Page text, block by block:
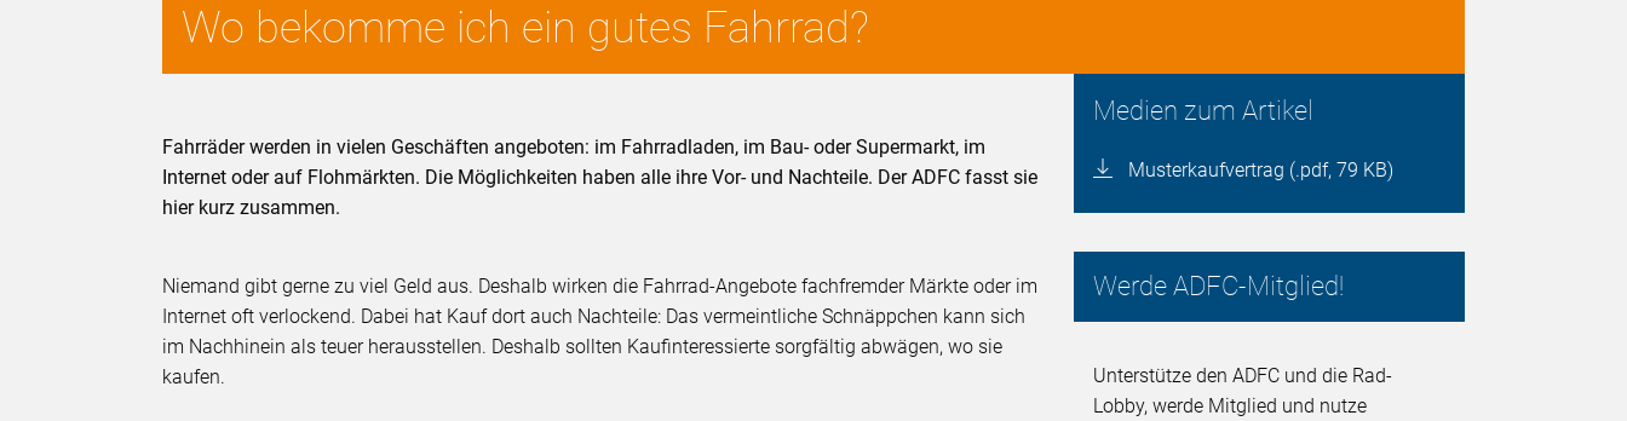
Wo bekomme ich ein gutes Fahrrad?
Medien zum Artikel
Musterkaufvertrag (.pdf, 79 KB)
Werde ADFC-Mitglied!
Unterstütze den ADFC und die Rad-
Lobby, werde Mitglied und nutze
Fahrräder werden in vielen Geschäften angeboten: im Fahrradladen, im Bau- oder Supermarkt, im
Internet oder auf Flohmärkten. Die Möglichkeiten haben alle ihre Vor- und Nachteile. Der ADFC fasst sie
hier kurz zusammen.
Niemand gibt gerne zu viel Geld aus. Deshalb wirken die Fahrrad-Angebote fachfremder Märkte oder im
Internet oft verlockend. Dabei hat Kauf dort auch Nachteile: Das vermeintliche Schnäppchen kann sich
im Nachhinein als teuer herausstellen. Deshalb sollten Kaufinteressierte sorgfältig abwägen, wo sie
kaufen.